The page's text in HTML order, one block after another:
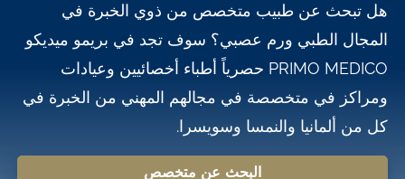
هل تبحث عن طبيب متخصص من ذوي الخبرة في
المجال الطبي ورم عصبي؟ سوف تجد في بريمو ميديكو
PRIMO MEDICO حصرياً أطباء أخصائيين وعيادات
ومراكز في متخصصة في مجالهم المهني من الخبرة في
كل من ألمانيا والنمسا وسويسرا.
البحث عن متخصص